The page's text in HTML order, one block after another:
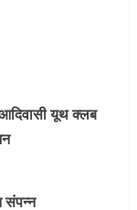
यूथ क्लब
संपन्न